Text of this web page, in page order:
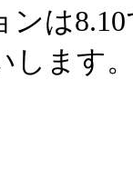
ンは
します